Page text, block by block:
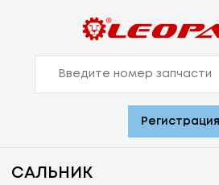
Регистрация
САЛЬНИК